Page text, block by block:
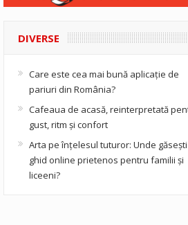
DIVERSE
Care este cea mai bună aplicație de
pariuri din România?
Cafeaua de acasă, reinterpretată
gust, ritm și confort
Arta pe înțelesul tuturor: Unde
ghid online prietenos pentru familii și
liceeni?